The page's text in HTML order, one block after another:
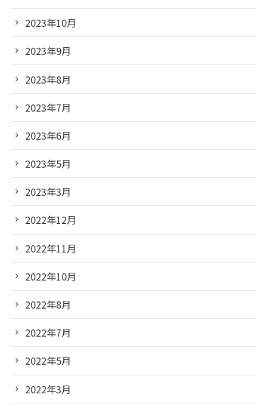
2023年10月
2023年9月
2023年8月
2023年7月
2023年6月
2023年5月
2023年3月
2022年12月
2022年11月
2022年10月
2022年8月
2022年7月
2022年5月
2022年3月